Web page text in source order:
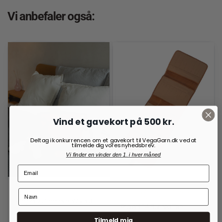
Vi anbefaler også:
RE:DESIGNED
Project 2 Crossover Walnut
Project 14 Burned Tan
Vind et gavekort på 500 kr.
Deltag i konkurrencen om et gavekort til VegaGarn.dk ved at
tilmelde dig vores nyhedsbrev.
Vi finder en vinder den 1. i hver måned
Tilmeld mig